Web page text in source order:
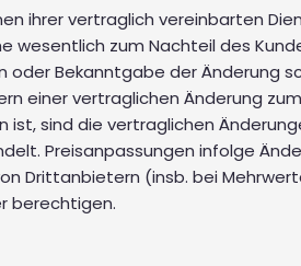
ihrer vertraglich vereinbarten
wesentlich zum Nachteil des
Bekanntgabe der Änderung
einer vertraglichen Änderung
sind die vertraglichen
Preisanpassungen infolge
Drittanbietern (insb. bei
berechtigen.